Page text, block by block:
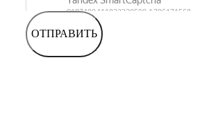
ОТПРАВИТЬ